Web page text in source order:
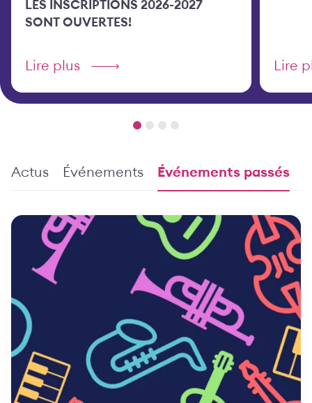
LES INSCRIPTIONS 2026-2027
SONT OUVERTES!
Lire plus Lire
Actus Événements Événements passés